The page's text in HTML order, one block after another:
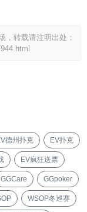
，转载请注明出处：
德州扑克 EV扑克
EV疯狂送票
GGCare GGpoker
WSOP冬巡赛